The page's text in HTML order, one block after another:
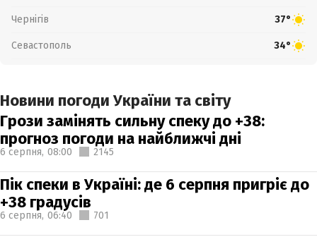
Чернігів 37°
Севастополь 34°
Новини погоди України та світу
Грози замінять сильну спеку до +38:
прогноз погоди на найближчі дні
6 серпня, 08:00 2145
Пік спеки в Україні: де 6 серпня пригріє до
+38 градусів
6 серпня, 06:40 701